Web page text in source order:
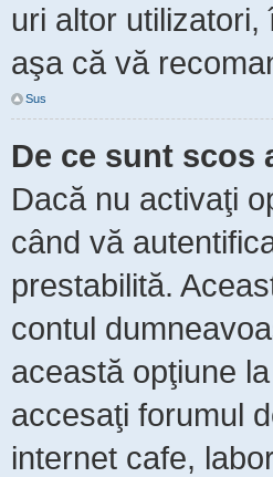
uri altor
aşa că vă
Sus
De ce sunt scos
Dacă nu activaţi
când vă
prestabilită.
contul
această opţiune
accesaţi forumul
internet cafe,